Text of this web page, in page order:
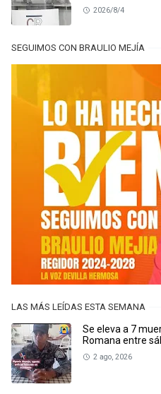
2026/8/4
SEGUIMOS CON BRAULIO MEJÍA
LAS MÁS LEÍDAS ESTA SEMANA
Se eleva a 7
Romana entre
2 ago, 2026